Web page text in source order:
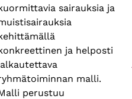
sairauksia ja
ja helposti
malli.
perustuu